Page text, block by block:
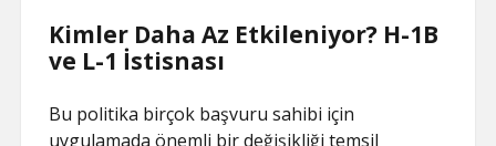
Kimler Daha Az Etkileniyor? H-1B
ve L-1 İstisnası
Bu politika birçok başvuru sahibi için
uygulamada önemli bir değişikliği temsil